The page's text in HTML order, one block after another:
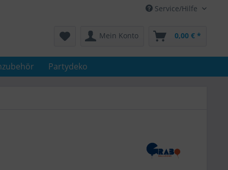
Service/Hilfe
Mein Konto 0,00 € *
Partydeko